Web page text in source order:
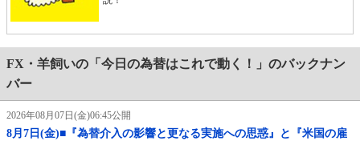
FX・羊飼いの「今日の為替はこれで動く！」のバックナン
バー
2026年08月07日(金)06:45公開
8月7日(金)■『為替介入の影響と更なる実施への思惑』と『米国の雇